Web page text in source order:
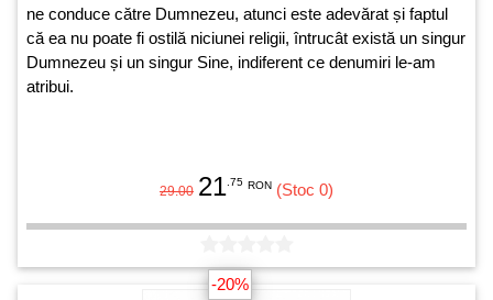
ne conduce către Dumnezeu, atunci este adevărat și faptul
că ea nu poate fi ostilă niciunei religii, întrucât există un singur
Dumnezeu și un singur Sine, indiferent ce denumiri le-am
atribui.
29.00 21 .75 RON (Stoc 0)
-20%